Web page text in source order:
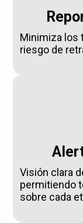
Minimiza los
riesgo de
Visión clara
permitiendo
sobre cada